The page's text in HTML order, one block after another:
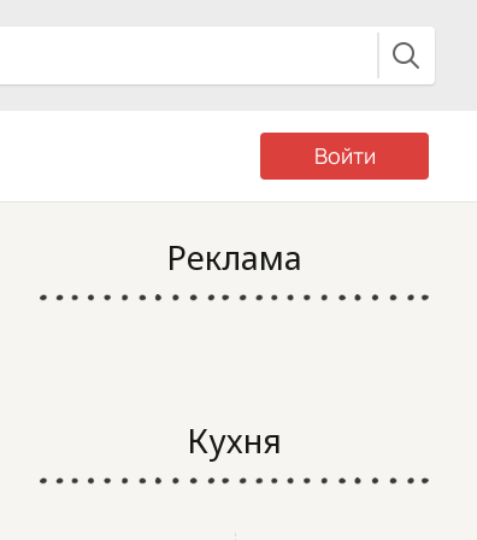
Войти
Реклама
Кухня